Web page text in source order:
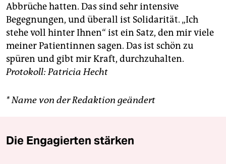
Abbrüche hatten. Das sind sehr intensive
Begegnungen, und überall ist Solidarität. „Ich
stehe voll hinter Ihnen“ ist ein Satz, den mir viele
meiner Patientinnen sagen. Das ist schön zu
spüren und gibt mir Kraft, durchzuhalten.
Protokoll: Patricia Hecht
* Name von der Redaktion geändert
Die Engagierten stärken